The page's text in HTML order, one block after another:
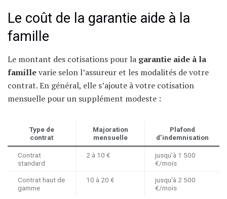
Le coût de la garantie aide à la
famille
Le montant des cotisations pour la garantie aide à la
famillevarie selon l’assureur et les modalités de votre
contrat. En général, elle s’ajoute à votre cotisation
mensuelle pour un supplément modeste :
Type de
contrat
Majoration
mensuelle
Plafond
d’indemnisation
Contrat
standard
2 à 10 €
jusqu’à 1 500
€/mois
Contrat haut de
gamme
10 à 20 €
jusqu’à 2 500
€/mois